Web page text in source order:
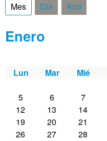
Mes (solapa activa)
Día Año
Enero
Lun Mar Mié
5
6 7
12
13 14
19
20 21
26
27 28